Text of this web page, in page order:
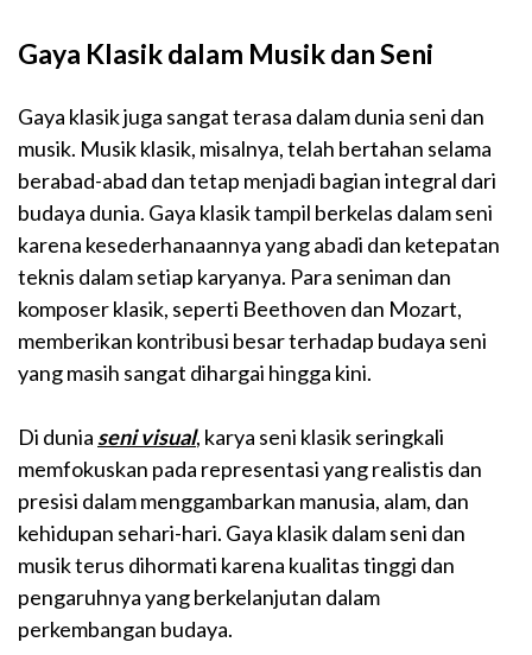
Gaya Klasik dalam Musik dan Seni
Gaya klasik juga sangat terasa dalam dunia seni dan
musik. Musik klasik, misalnya, telah bertahan selama
berabad-abad dan tetap menjadi bagian integral dari
budaya dunia. Gaya klasik tampil berkelas dalam seni
karena kesederhanaannya yang abadi dan ketepatan
teknis dalam setiap karyanya. Para seniman dan
komposer klasik, seperti Beethoven dan Mozart,
memberikan kontribusi besar terhadap budaya seni
yang masih sangat dihargai hingga kini.
Di dunia seni visual, karya seni klasik seringkali
memfokuskan pada representasi yang realistis dan
presisi dalam menggambarkan manusia, alam, dan
kehidupan sehari-hari. Gaya klasik dalam seni dan
musik terus dihormati karena kualitas tinggi dan
pengaruhnya yang berkelanjutan dalam
perkembangan budaya.